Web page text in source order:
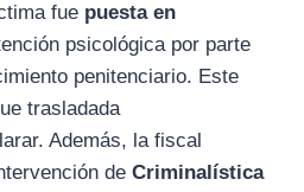
fue puesta en
psicológica por parte
penitenciario. Este
trasladada
Además, la fiscal
de Criminalística